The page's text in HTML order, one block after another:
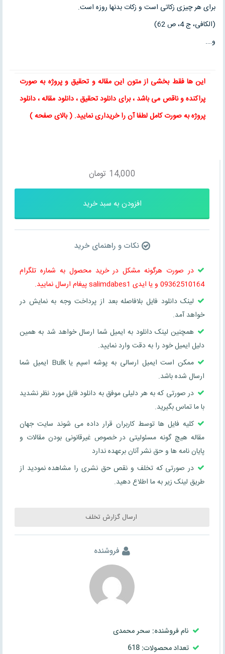
براى هر چیزى زكاتى است و زكات بدنها روزه است.
(الكافى، ج 4، ص 62)
و….
این ها فقط بخشی از متون این مقاله و تحقیق و پروژه به صورت
پراکنده و ناقص می باشد ، برای دانلود تحقیق ،دانلود مقاله، دانلود
پروژه به صورت کامل لطفا آن را خریداری نمایید. ( بالای صفحه )
14,000 تومان
افزودن به سبد خرید
نکات و راهنمای خرید
در صورت هرگونه مشکل در خرید محصول به شماره تلگرام
09362510164 و یا ایدی salimdabes1 پیغام ارسال نمایید.
لینک دانلود فایل بلافاصله بعد از پرداخت وجه به نمایش در
خواهد آمد.
همچنین لینک دانلود به ایمیل شما ارسال خواهد شد به همین
دلیل ایمیل خود را به دقت وارد نمایید.
ممکن است ایمیل ارسالی به پوشه اسپم یا Bulk ایمیل شما
ارسال شده باشد.
در صورتی که به هر دلیلی موفق به دانلود فایل مورد نظر نشدید
با ما تماس بگیرید.
کلیه فایل ها توسط کاربران قرار داده می شوند سایت جهان
مقاله هیچ گونه مسئولیتی در خصوص غیرقانونی بودن مقالات و
پایان نامه ها و حق نشر آنان برعهده ندارد
در صورتی که تخلف و نقص حق نشری را مشاهده نمودید از
طریق لینک زیر به ما اطلاع دهید.
ارسال گزارش تخلف
فروشنده
نام فروشنده: سحر محمدی
تعداد محصولات: 618